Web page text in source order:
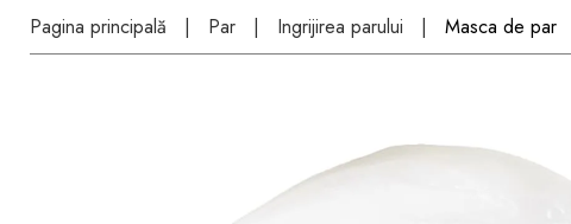
Pagina principală Par Ingrijirea parului Masca de par